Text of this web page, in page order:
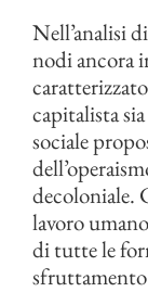
Nell’analisi
nodi ancora
capitalista
sociale
decoloniale.
lavoro
di tutte le
sfruttamento